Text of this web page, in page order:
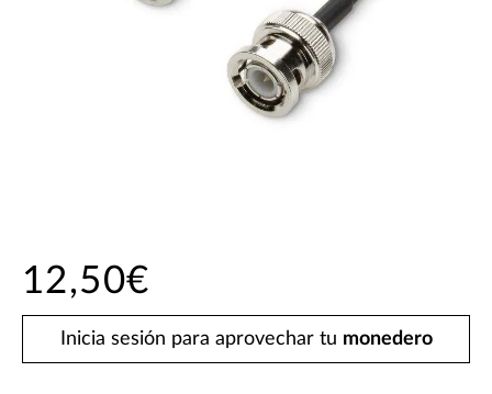
12,50€
Inicia sesión para aprovechar tu monedero